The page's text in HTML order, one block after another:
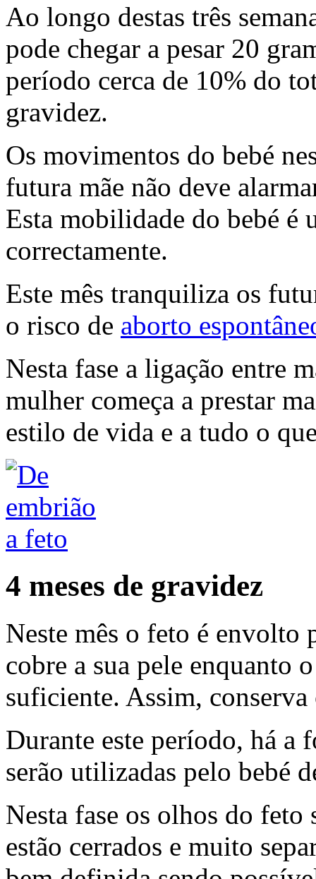
Ao longo destas três
pode chegar a pesar 20
período cerca de 10% do
gravidez.
Os movimentos do bebé
futura mãe não deve
Esta mobilidade do bebé é
correctamente.
Este mês tranquiliza os
o risco de aborto
Nesta fase a ligação entre
mulher começa a prestar
estilo de vida e a tudo o
4 meses de gravidez
Neste mês o feto é
cobre a sua pele enquanto
suficiente. Assim,
Durante este período, há a
serão utilizadas pelo bebé
Nesta fase os olhos do feto
estão cerrados e muito